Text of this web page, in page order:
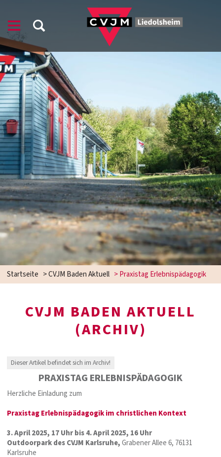
Startseite >CVJM Baden Aktuell >Praxistag Erlebnispädagogik
CVJM BADEN AKTUELL
(ARCHIV)
Dieser Artikel befindet sich im Archiv!
PRAXISTAG ERLEBNISPÄDAGOGIK
Herzliche Einladung zum
Praxistag Erlebnispädagogik im christlichen Kontext
3. April 2025, 17 Uhr bis 4. April 2025, 16 Uhr
Outdoorpark des CVJM Karlsruhe,Grabener Allee 6, 76131
Karlsruhe